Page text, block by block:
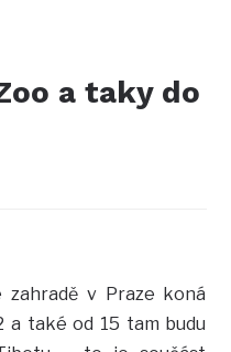
a taky do
v Praze koná
a také od 15 tam budu